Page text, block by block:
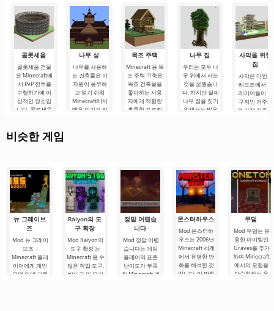
기에 빠져들게
하며 Skibidi 화
장실의 캐릭터
가 주로 참여하
게
던 드래곤 세계
로 여러분을 초
대합니다. 이제
샌드박스.
하는 실제 테스
트입니다. 이 애
드온이 제공하
는
또 다른 생존입
니다. 새로운 적
들은 상세한 스
킨, 새로운
모드는 정말 뛰
어나며, 돌연변
이 몬스터.
콜롯세움
콜롯세움 건물
은 Minecraft에
서 PvP 전투를
수행하기에 이
상적인 장소입
니다. 콜로세움
대한 돌 경기장
입니다. 중앙에
나무 성
나무를 사용하
는 건축물은 이
자원이 풍부하
고 얻기 쉬워
Minecraft에서
매우 인기가 많
목조 주택
Minecraft 용 목
조 주택 구축은
목조 건축물을
좋아하는 사용
자에게 적합한
훌륭한 프로젝
나무 집
우리는 모두 나
무 위에서 사는
것을 꿈꿨습니
다. 하지만 실제
나무 집을 짓기
위해서는 많은
사막을 위한
집
사막은 마인크
래프트에서 플
레이어들이 영
구적인 거주지
로 가장 자주 선
비슷한 게임
뉴 그레이브
즈
Mod 뉴 그레이
브즈 –
Minecraft 플레
이어에게 개인
무덤 안에 귀중
Raiyon의 도
구 확장
Mod Raiyon의
도구 확장 는
Minecraft 용 수
많은 작업 도구,
방어구 및 무기
정말 어렵습
니다
Mod 정말 어렵
습니다는 게임
플레이의 표준
난이도가 부족
한 Minecraft 팬
몬스터하우스
Mod 몬스터하
우스는 2006년
Minecraft 세계
에서 유명한 만
화를 해석한 것
입니다. 이 만화
무덤
Mod 무덤는 유
용한 아이템인
Graves를 추가
하여 Minecraft
에서의 모험을
단순화하는 유